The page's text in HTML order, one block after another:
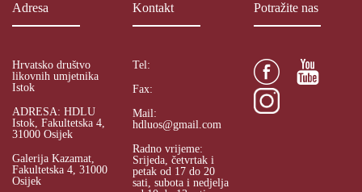
Adresa
Hrvatsko društvo
likovnih umjetnika
Istok
ADRESA: HDLU
Istok, Fakultetska 4,
31000 Osijek
Galerija Kazamat,
Fakultetska 4, 31000
Osijek
Kontakt
Tel:
Fax:
Mail:
hdluos@gmail.com
Radno vrijeme:
Srijeda, četvrtak i
petak od 17 do 20
sati, subota i nedjelja
Potražite nas